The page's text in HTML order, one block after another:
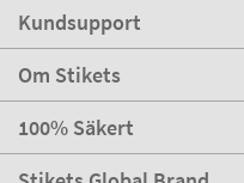
Kundsupport
Om Stikets
100% Säkert